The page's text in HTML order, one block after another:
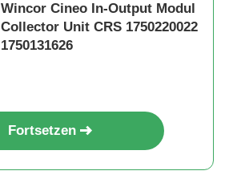
Wincor Cineo In-Output Modul
Collector Unit CRS 1750220022
1750131626
Fortsetzen